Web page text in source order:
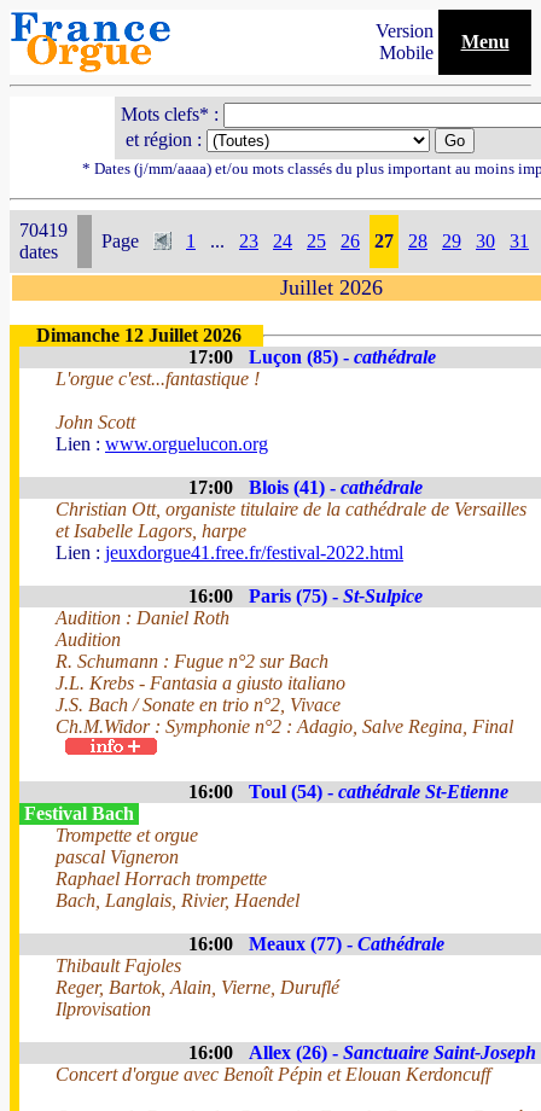
Version
Mobile
Menu
Mots clefs* :
et région :
* Dates (j/mm/aaaa) et/ou mots classés du plus important au moins
70419
dates
Page 1 ... 23 24 25 26 27 28 29 30 31
Juillet 2026
Dimanche 12 Juillet 2026
17:00
Luçon (85) - cathédrale
L'orgue c'est...fantastique !
John Scott
Lien : www.orguelucon.org
17:00 Blois (41) - cathédrale
Christian Ott, organiste titulaire de la cathédrale de Versailles
et Isabelle Lagors, harpe
Lien : jeuxdorgue41.free.fr/festival-2022.html
16:00 Paris (75) - St-Sulpice
Audition : Daniel Roth
Audition
R. Schumann : Fugue n°2 sur Bach
J.L. Krebs - Fantasia a giusto italiano
J.S. Bach / Sonate en trio n°2, Vivace
Ch.M.Widor : Symphonie n°2 : Adagio, Salve Regina, Final
16:00 Toul (54) - cathédrale St-Etienne
Festival Bach
Trompette et orgue
pascal Vigneron
Raphael Horrach trompette
Bach, Langlais, Rivier, Haendel
16:00 Meaux (77) - Cathédrale
Thibault Fajoles
Reger, Bartok, Alain, Vierne, Duruflé
Ilprovisation
16:00 Allex (26) - Sanctuaire Saint-Joseph
Concert d'orgue avec Benoît Pépin et Elouan Kerdoncuff